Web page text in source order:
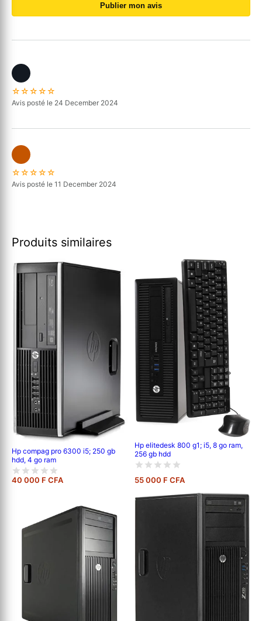
Publier mon avis
☆☆☆☆☆
Avis posté le 24 December 2024
☆☆☆☆☆
Avis posté le 11 December 2024
Produits similaires
Hp compag pro 6300 i5; 250 gb
hdd, 4 go ram
40 000 F CFA
Hp elitedesk 800 g1; i5, 8 go ram,
256 gb hdd
55 000 F CFA